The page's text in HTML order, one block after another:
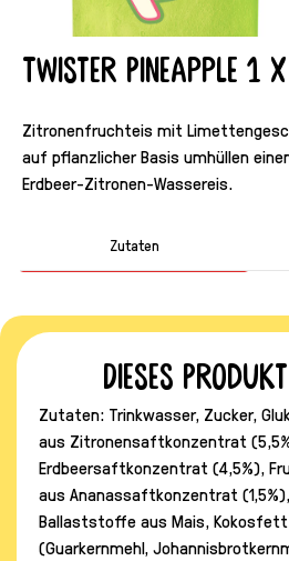
Twister Pineapple 1
Zitronenfruchteis mit
auf pflanzlicher Basis umhüllen
Erdbeer-Zitronen-Wassereis.
Zutaten
Dieses
Zutaten: Trinkwasser, Zucker,
aus Zitronensaftkonzentrat
Erdbeersaftkonzentrat (4,5%),
aus Ananassaftkonzentrat
Ballaststoffe aus Mais,
(Guarkernmehl,